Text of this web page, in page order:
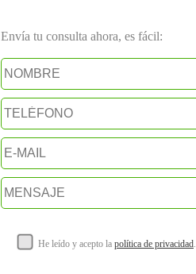
Envía tu consulta ahora, es fácil:
He leído y acepto la política de privacidad.